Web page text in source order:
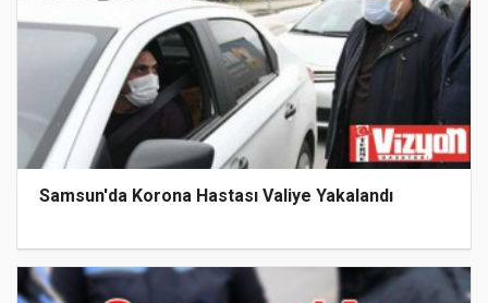
Samsun'da Korona Hastası Valiye Yakalandı